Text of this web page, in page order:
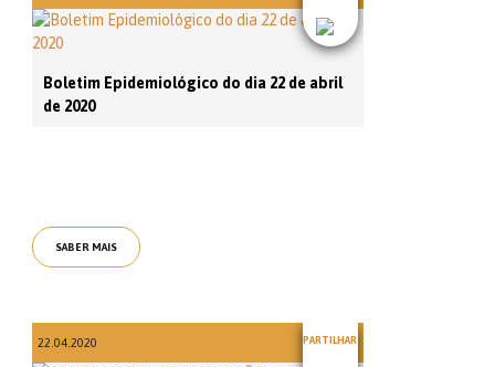
Boletim Epidemiológico do dia 22 de abril
de 2020
SABER MAIS
22.04.2020 PARTILHAR